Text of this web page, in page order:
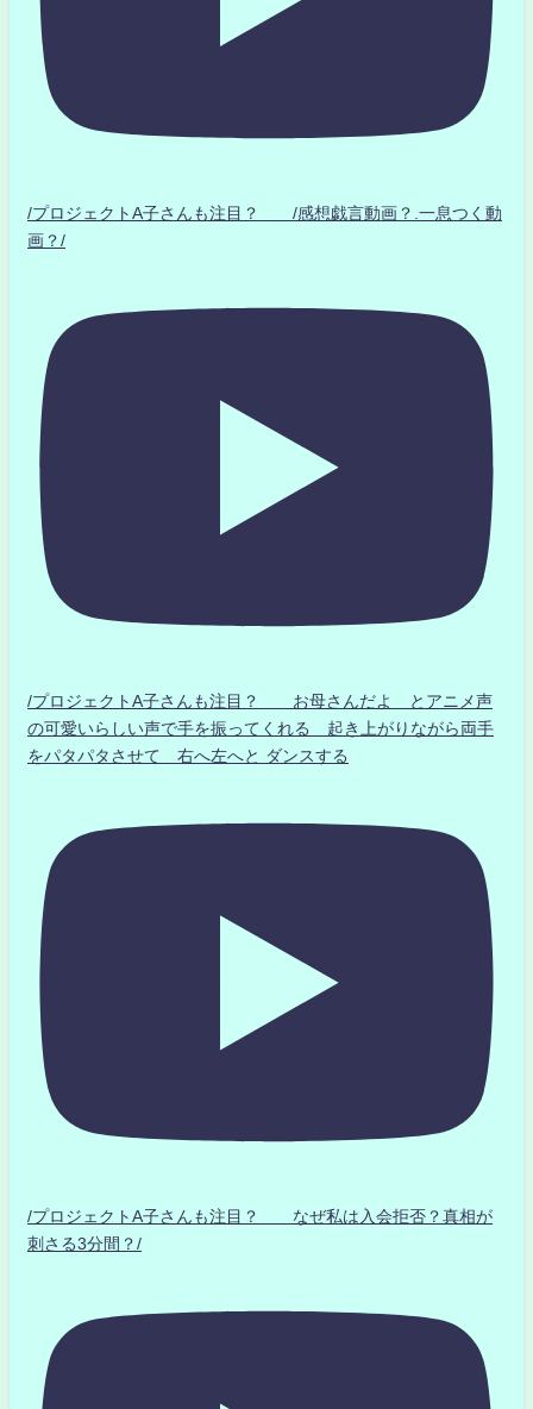
/プロジェクトA子さんも注目？ /感想戯言動画？.一息つく動
画？/
/プロジェクトA子さんも注目？ お母さんだよ とアニメ声
の可愛いらしい声で手を振ってくれる 起き上がりながら両手
をパタパタさせて 右へ左へと ダンスする
/プロジェクトA子さんも注目？ なぜ私は入会拒否？真相が
刺さる3分間？/